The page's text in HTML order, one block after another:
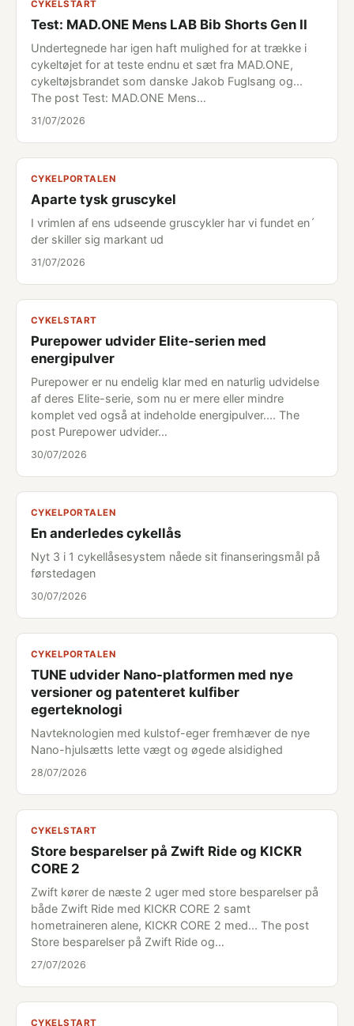
CYKELSTART
Test: MAD.ONE Mens LAB Bib Shorts Gen II
Undertegnede har igen haft mulighed for at trække i
cykeltøjet for at teste endnu et sæt fra MAD.ONE,
cykeltøjsbrandet som danske Jakob Fuglsang og...
The post Test: MAD.ONE Mens…
31/07/2026
CYKELPORTALEN
Aparte tysk gruscykel
I vrimlen af ens udseende gruscykler har vi fundet en´
der skiller sig markant ud
31/07/2026
CYKELSTART
Purepower udvider Elite-serien med
energipulver
Purepower er nu endelig klar med en naturlig udvidelse
af deres Elite-serie, som nu er mere eller mindre
komplet ved også at indeholde energipulver.... The
post Purepower udvider…
30/07/2026
CYKELPORTALEN
En anderledes cykellås
Nyt 3 i 1 cykellåsesystem nåede sit finanseringsmål på
førstedagen
30/07/2026
CYKELPORTALEN
TUNE udvider Nano-platformen med nye
versioner og patenteret kulfiber
egerteknologi
Navteknologien med kulstof-eger fremhæver de nye
Nano-hjulsætts lette vægt og øgede alsidighed
28/07/2026
CYKELSTART
Store besparelser på Zwift Ride og KICKR
CORE 2
Zwift kører de næste 2 uger med store besparelser på
både Zwift Ride med KICKR CORE 2 samt
hometraineren alene, KICKR CORE 2 med... The post
Store besparelser på Zwift Ride og…
27/07/2026
CYKELSTART